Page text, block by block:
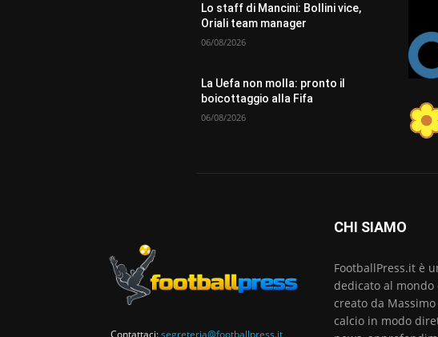
Lo staff di Mancini: Bollini vice,
Oriali team manager
06/08/2026
La Uefa non molla: pronto il
boicottaggio alla Fifa
06/08/2026
Contattaci:segreteria@footballpress.it
CHI SIAMO
FootballPress.it è
dedicato al mondo
creato da
calcio in modo